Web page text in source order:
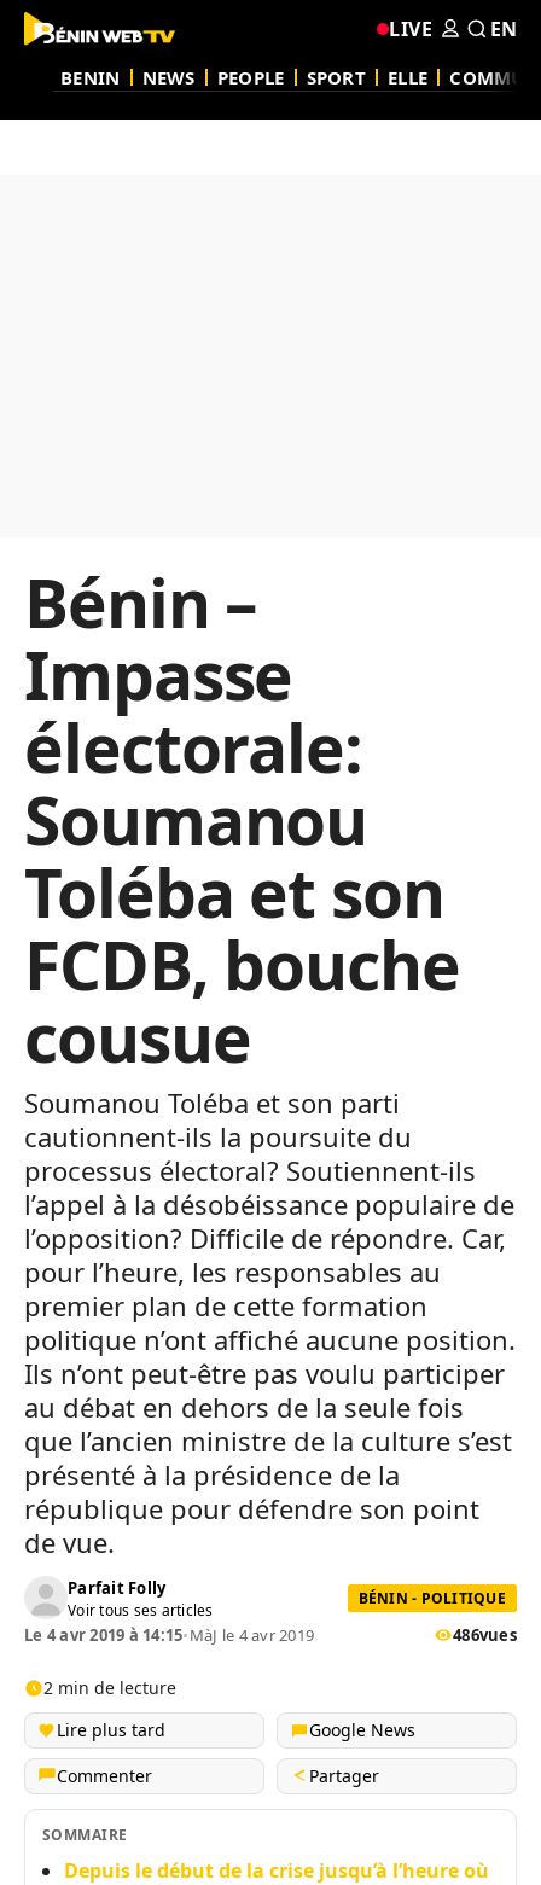
BENIN NEWS PEOPLE SPORT ELLE
LIVE EN
Bénin –
Impasse
électorale:
Soumanou
Toléba et son
FCDB, bouche
cousue
Soumanou Toléba et son parti
cautionnent-ils la poursuite du
processus électoral? Soutiennent-ils
l’appel à la désobéissance populaire de
l’opposition? Difficile de répondre. Car,
pour l’heure, les responsables au
premier plan de cette formation
politique n’ont affiché aucune position.
Ils n’ont peut-être pas voulu participer
au débat en dehors de la seule fois
que l’ancien ministre de la culture s’est
présenté à la présidence de la
république pour défendre son point
de vue.
Parfait Folly
Voir tous ses articles
BÉNIN - POLITIQUE
Le 4 avr 2019 à 14:15•MàJ le 4 avr 2019 486vues
2 min de lecture
Lire plus tard
Google News
Commenter
Partager
SOMMAIRE
Depuis le début de la crise jusqu’à l’heure où